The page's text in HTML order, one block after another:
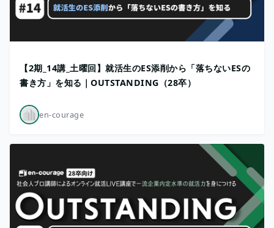
【2期_14講_土曜回】就活生のES添削から「落ちないESの
書き方」を知る｜OUTSTANDING（28卒）
en-courage